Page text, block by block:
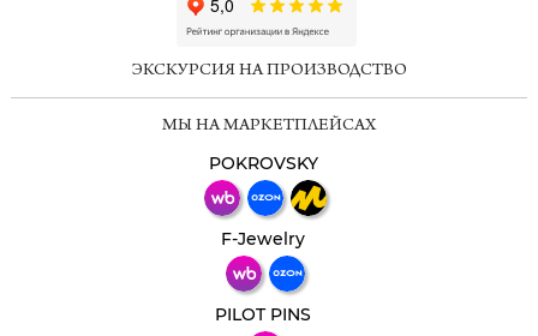
ЭКСКУРСИЯ НА ПРОИЗВОДСТВО
МЫ НА МАРКЕТПЛЕЙСАХ
POKROVSKY
F-Jewelry
PILOT PINS